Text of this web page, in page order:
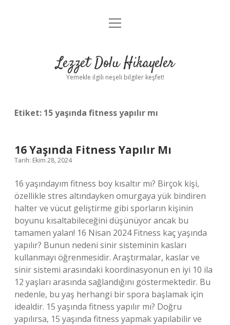
Anasayfa
Yasal Uyarı
menüyü
Lezzet Dolu Hikayeler
Yemekle ilgili neşeli bilgiler keşfet!
Etiket: 15 yaşında fitness yapılır mı
16 Yaşında Fitness Yapılır Mı
Tarih: Ekim 28, 2024
16 yaşındayım fitness boy kısaltır mı? Birçok kişi,
özellikle stres altındayken omurgaya yük bindiren
halter ve vücut geliştirme gibi sporların kişinin
boyunu kısaltabileceğini düşünüyor ancak bu
tamamen yalan! 16 Nisan 2024 Fitness kaç yaşında
yapılır? Bunun nedeni sinir sisteminin kasları
kullanmayı öğrenmesidir. Araştırmalar, kaslar ve
sinir sistemi arasındaki koordinasyonun en iyi 10 ila
12 yaşları arasında sağlandığını göstermektedir. Bu
nedenle, bu yaş herhangi bir spora başlamak için
idealdir. 15 yaşında fitness yapılır mı? Doğru
yapılırsa, 15 yaşında fitness yapmak yapılabilir ve